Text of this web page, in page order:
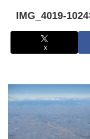
IMG_4019-
X